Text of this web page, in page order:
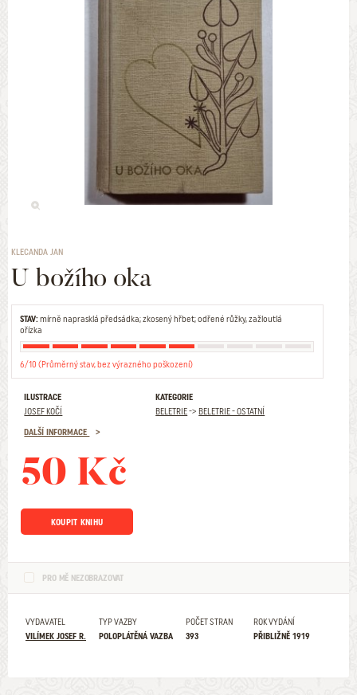
KLECANDA JAN
U božího oka
STAV:mírně naprasklá předsádka; zkosený hřbet; odřené růžky, zažloutlá
ořízka
6/10 (Průměrný stav, bez výrazného poškození)
ILUSTRACE
JOSEF KOČÍ
KATEGORIE
BELETRIE->BELETRIE - OSTATNÍ
DALŠÍ INFORMACE
50 Kč
KOUPIT KNIHU
PRO MĚ NEZOBRAZOVAT
VYDAVATEL
VILÍMEK JOSEF R.
TYP VAZBY
POLOPLÁTĚNÁ VAZBA
POČET STRAN
393
ROK VYDÁNÍ
PŘIBLIŽNĚ 1919